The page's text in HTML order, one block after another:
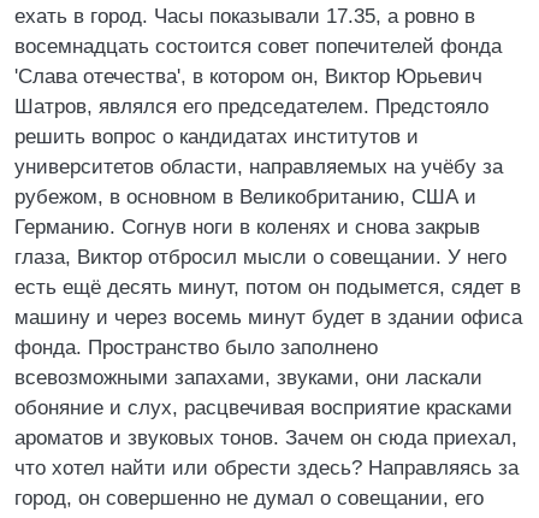
ехать в город. Часы показывали 17.35, а ровно в
восемнадцать состоится совет попечителей фонда
'Слава отечества', в котором он, Виктор Юрьевич
Шатров, являлся его председателем. Предстояло
решить вопрос о кандидатах институтов и
университетов области, направляемых на учёбу за
рубежом, в основном в Великобританию, США и
Германию. Согнув ноги в коленях и снова закрыв
глаза, Виктор отбросил мысли о совещании. У него
есть ещё десять минут, потом он подымется, сядет в
машину и через восемь минут будет в здании офиса
фонда. Пространство было заполнено
всевозможными запахами, звуками, они ласкали
обоняние и слух, расцвечивая восприятие красками
ароматов и звуковых тонов. Зачем он сюда приехал,
что хотел найти или обрести здесь? Направляясь за
город, он совершенно не думал о совещании, его